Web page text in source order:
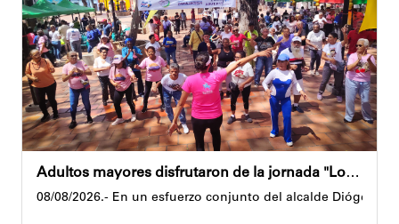
Andyvell Román
Adultos mayores disfrutaron de la jornada "Los abuelos ríen, Venezuela ríe"
08/08/2026.- En un esfuerzo conjunto del alcalde